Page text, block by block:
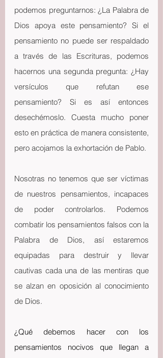
podemos preguntarnos: ¿La Palabra de
Dios apoya este pensamiento? Si el
pensamiento no puede ser respaldado
a través de las Escrituras, podemos
hacernos una segunda pregunta: ¿Hay
versículos que refutan ese
pensamiento? Si es así entonces
desechémoslo. Cuesta mucho poner
esto en práctica de manera consistente,
pero acojamos la exhortación de Pablo.
Nosotras no tenemos que ser víctimas
de nuestros pensamientos, incapaces
de poder controlarlos. Podemos
combatir los pensamientos falsos con la
Palabra de Dios, así estaremos
equipadas para destruir y llevar
cautivas cada una de las mentiras que
se alzan en oposición al conocimiento
de Dios.
¿Qué debemos hacer con los
pensamientos nocivos que llegan a